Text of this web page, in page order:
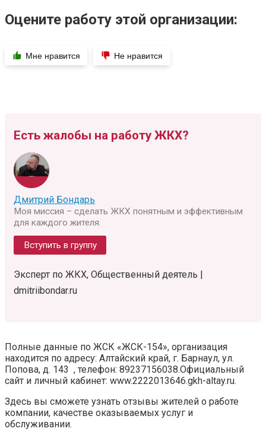
Оцените работу этой организации:
Мне нравится Не нравится
Есть жалобы на работу ЖКХ?
Дмитрий Бондарь
Моя миссия – сделать ЖКХ понятным и эффективным
для каждого жителя.
Вступить в группу
Эксперт по ЖКХ, Общественный деятель |
dmitriibondar.ru
Полные данные по ЖСК «ЖСК-154», организация
находится по адресу: Алтайский край, г. Барнаул, ул.
Попова, д. 143 , телефон: 89237156038.Официальный
сайт и личный кабинет: www.2222013646.gkh-altay.ru.
Здесь вы сможете узнать отзывы жителей о работе
компании, качестве оказываемых услуг и
обслуживании.